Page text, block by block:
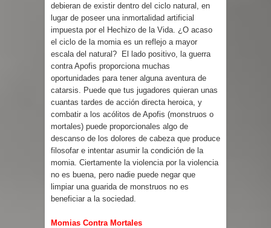
debieran de existir dentro del ciclo natural, en
lugar de poseer una inmortalidad artificial
impuesta por el Hechizo de la Vida. ¿O acaso
el ciclo de la momia es un reflejo a mayor
escala del natural? El lado positivo, la guerra
contra Apofis proporciona muchas
oportunidades para tener alguna aventura de
catarsis. Puede que tus jugadores quieran unas
cuantas tardes de acción directa heroica, y
combatir a los acólitos de Apofis (monstruos o
mortales) puede proporcionales algo de
descanso de los dolores de cabeza que produce
filosofar e intentar asumir la condición de la
momia. Ciertamente la violencia por la violencia
no es buena, pero nadie puede negar que
limpiar una guarida de monstruos no es
beneficiar a la sociedad.
Momias Contra Mortales